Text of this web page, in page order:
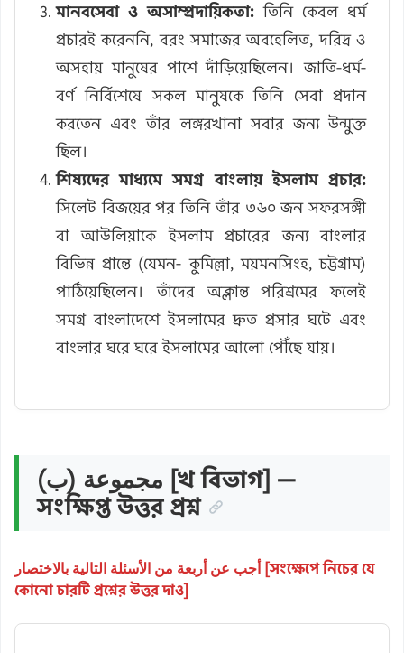
মানবসেবা ও অসাম্প্রদায়িকতা: তিনি কেবল ধর্ম
প্রচারই করেননি, বরং সমাজের অবহেলিত, দরিদ্র ও
অসহায় মানুষের পাশে দাঁড়িয়েছিলেন। জাতি-ধর্ম-
বর্ণ নির্বিশেষে সকল মানুষকে তিনি সেবা প্রদান
করতেন এবং তাঁর লঙ্গরখানা সবার জন্য উন্মুক্ত
ছিল।
শিষ্যদের মাধ্যমে সমগ্র বাংলায় ইসলাম প্রচার:
সিলেট বিজয়ের পর তিনি তাঁর ৩৬০ জন সফরসঙ্গী
বা আউলিয়াকে ইসলাম প্রচারের জন্য বাংলার
বিভিন্ন প্রান্তে (যেমন- কুমিল্লা, ময়মনসিংহ, চট্টগ্রাম)
পাঠিয়েছিলেন। তাঁদের অক্লান্ত পরিশ্রমের ফলেই
সমগ্র বাংলাদেশে ইসলামের দ্রুত প্রসার ঘটে এবং
বাংলার ঘরে ঘরে ইসলামের আলো পৌঁছে যায়।
مجموعة (ب) [খ বিভাগ] —
সংক্ষিপ্ত উত্তর প্রশ্ন
أجب عن أربعة من الأسئلة التالية بالاختصار [সংক্ষেপে নিচের যে
কোনো চারটি প্রশ্নের উত্তর দাও]